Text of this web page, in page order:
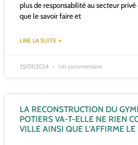
plus de responsabilité au secteur
que le savoir faire et
LIRE LA SUITE »
25/01/2024 Un commentaire
LA RECONSTRUCTION DU
POTIERS VA-T-ELLE NE RIEN
VILLE AINSI QUE L’AFFIRME